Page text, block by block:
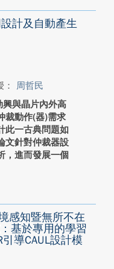
計及自動產生
： 周哲民
興與晶片內外高
裁動作(器)需求
此一古典問題如
文針對仲裁器設
，進而發展一個
感知暨無所不在
基於專用的學習
導CAUL設計模